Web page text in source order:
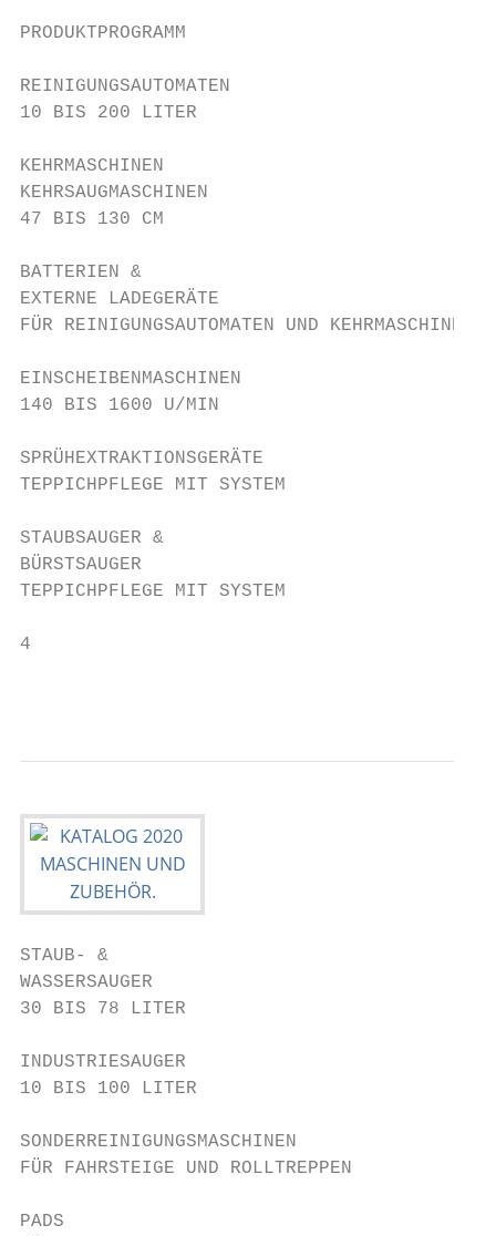
PRODUKTPROGRAMM
REINIGUNGSAUTOMATEN
10 BIS 200 LITER
KEHRMASCHINEN
KEHRSAUGMASCHINEN
47 BIS 130 CM
BATTERIEN &
EXTERNE LADEGERÄTE
FÜR REINIGUNGSAUTOMATEN UND KEHRMASCHINEN
EINSCHEIBENMASCHINEN
140 BIS 1600 U/MIN
SPRÜHEXTRAKTIONSGERÄTE
TEPPICHPFLEGE MIT SYSTEM
STAUBSAUGER &
BÜRSTSAUGER
TEPPICHPFLEGE MIT SYSTEM
4
STAUB- &
WASSERSAUGER
30 BIS 78 LITER
INDUSTRIESAUGER
10 BIS 100 LITER
SONDERREINIGUNGSMASCHINEN
FÜR FAHRSTEIGE UND ROLLTREPPEN
PADS